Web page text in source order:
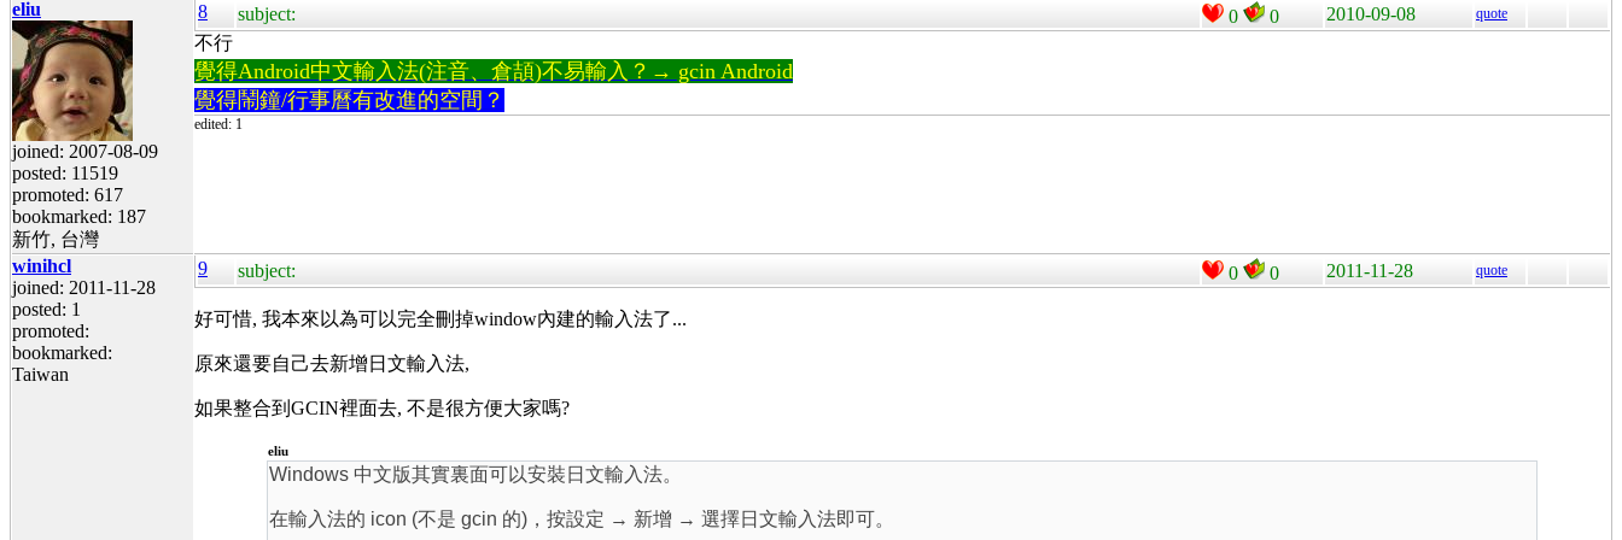
eliu
joined: 2007-08-09
posted: 11519
promoted: 617
bookmarked: 187
新竹, 台灣
8 subject: 0 0 2010-09-08 quote
不行
覺得Android中文輸入法(注音、倉頡)不易輸入？→ gcin Android
覺得鬧鐘/行事曆有改進的空間？
edited: 1
winihcl
joined: 2011-11-28
posted: 1
promoted:
bookmarked:
Taiwan
9 subject: 0 0 2011-11-28 quote
好可惜, 我本來以為可以完全刪掉window內建的輸入法了...
原來還要自己去新增日文輸入法,
如果整合到GCIN裡面去, 不是很方便大家嗎?
eliu
Windows 中文版其實裏面可以安裝日文輸入法。
在輸入法的 icon (不是 gcin 的)，按設定 → 新增 → 選擇日文輸入法即可。